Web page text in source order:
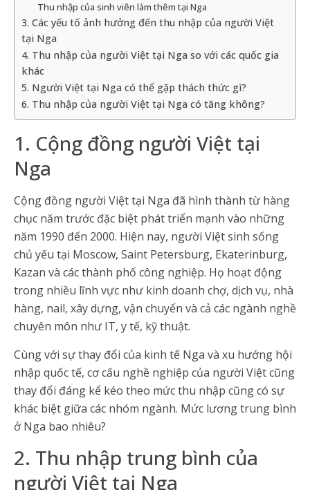
Thu nhập của sinh viên làm thêm tại Nga
3. Các yếu tố ảnh hưởng đến thu nhập của người Việt
tại Nga
4. Thu nhập của người Việt tại Nga so với các quốc gia
khác
5. Người Việt tại Nga có thể gặp thách thức gì?
6. Thu nhập của người Việt tại Nga có tăng không?
1. Cộng đồng người Việt tại
Nga
Cộng đồng người Việt tại Nga đã hình thành từ hàng
chục năm trước đặc biệt phát triển mạnh vào những
năm 1990 đến 2000. Hiện nay, người Việt sinh sống
chủ yếu tại Moscow, Saint Petersburg, Ekaterinburg,
Kazan và các thành phố công nghiệp. Họ hoạt động
trong nhiều lĩnh vực như kinh doanh chợ, dịch vụ, nhà
hàng, nail, xây dựng, vận chuyển và cả các ngành nghề
chuyên môn như IT, y tế, kỹ thuật.
Cùng với sự thay đổi của kinh tế Nga và xu hướng hội
nhập quốc tế, cơ cấu nghề nghiệp của người Việt cũng
thay đổi đáng kể kéo theo mức thu nhập cũng có sự
khác biệt giữa các nhóm ngành. Mức lương trung bình
ở Nga bao nhiêu?
2. Thu nhập trung bình của
người Việt tại Nga